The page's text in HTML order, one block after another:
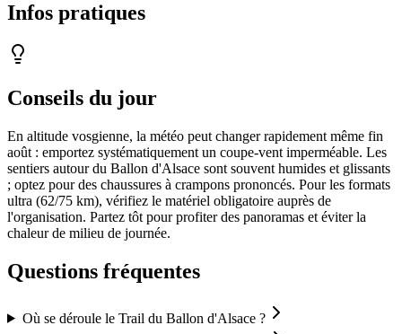
Infos pratiques
Conseils du jour
En altitude vosgienne, la météo peut changer rapidement même fin
août : emportez systématiquement un coupe-vent imperméable. Les
sentiers autour du Ballon d'Alsace sont souvent humides et glissants
; optez pour des chaussures à crampons prononcés. Pour les formats
ultra (62/75 km), vérifiez le matériel obligatoire auprès de
l'organisation. Partez tôt pour profiter des panoramas et éviter la
chaleur de milieu de journée.
Questions fréquentes
Où se déroule le Trail du Ballon d'Alsace ?